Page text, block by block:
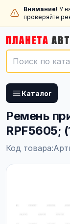
Внимание! У
проверяйте
Каталог
Ремень
RPF5605;
Код товара: